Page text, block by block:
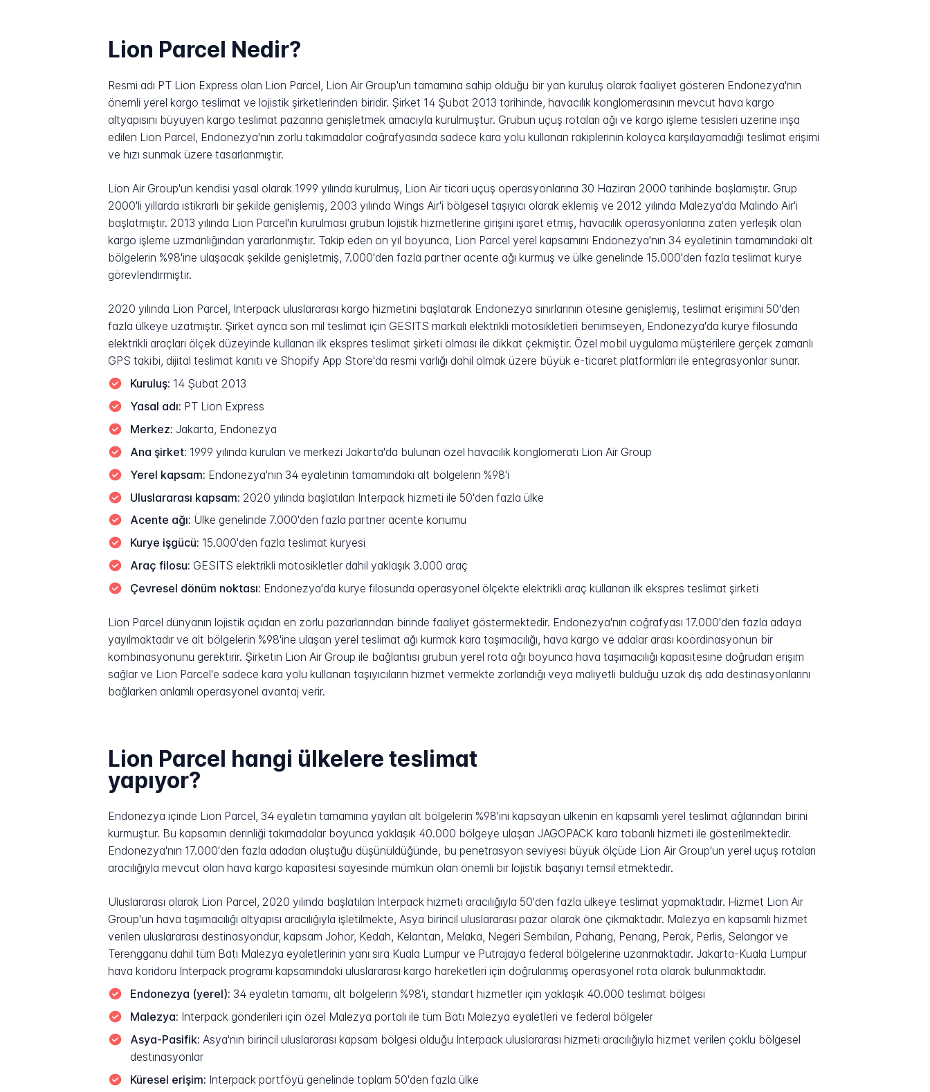
Lion Parcel Nedir?
Resmi adı PT Lion Express olan Lion Parcel, Lion Air Group'un tamamına sahip olduğu bir yan kuruluş olarak faaliyet gösteren Endonezya'nın
önemli yerel kargo teslimat ve lojistik şirketlerinden biridir. Şirket 14 Şubat 2013 tarihinde, havacılık konglomerasının mevcut hava kargo
altyapısını büyüyen kargo teslimat pazarına genişletmek amacıyla kurulmuştur. Grubun uçuş rotaları ağı ve kargo işleme tesisleri üzerine inşa
edilen Lion Parcel, Endonezya'nın zorlu takımadalar coğrafyasında sadece kara yolu kullanan rakiplerinin kolayca karşılayamadığı teslimat erişimi
ve hızı sunmak üzere tasarlanmıştır.
Lion Air Group'un kendisi yasal olarak 1999 yılında kurulmuş, Lion Air ticari uçuş operasyonlarına 30 Haziran 2000 tarihinde başlamıştır. Grup
2000'li yıllarda istikrarlı bir şekilde genişlemiş, 2003 yılında Wings Air'i bölgesel taşıyıcı olarak eklemiş ve 2012 yılında Malezya'da Malindo Air'i
başlatmıştır. 2013 yılında Lion Parcel'in kurulması grubun lojistik hizmetlerine girişini işaret etmiş, havacılık operasyonlarına zaten yerleşik olan
kargo işleme uzmanlığından yararlanmıştır. Takip eden on yıl boyunca, Lion Parcel yerel kapsamını Endonezya'nın 34 eyaletinin tamamındaki alt
bölgelerin %98'ine ulaşacak şekilde genişletmiş, 7.000'den fazla partner acente ağı kurmuş ve ülke genelinde 15.000'den fazla teslimat kurye
görevlendirmiştir.
2020 yılında Lion Parcel, Interpack uluslararası kargo hizmetini başlatarak Endonezya sınırlarının ötesine genişlemiş, teslimat erişimini 50'den
fazla ülkeye uzatmıştır. Şirket ayrıca son mil teslimat için GESITS markalı elektrikli motosikletleri benimseyen, Endonezya'da kurye filosunda
elektrikli araçları ölçek düzeyinde kullanan ilk ekspres teslimat şirketi olması ile dikkat çekmiştir. Özel mobil uygulama müşterilere gerçek zamanlı
GPS takibi, dijital teslimat kanıtı ve Shopify App Store'da resmi varlığı dahil olmak üzere büyük e-ticaret platformları ile entegrasyonlar sunar.
Kuruluş: 14 Şubat 2013
Yasal adı: PT Lion Express
Merkez: Jakarta, Endonezya
Ana şirket: 1999 yılında kurulan ve merkezi Jakarta'da bulunan özel havacılık konglomeratı Lion Air Group
Yerel kapsam: Endonezya'nın 34 eyaletinin tamamındaki alt bölgelerin %98'i
Uluslararası kapsam: 2020 yılında başlatılan Interpack hizmeti ile 50'den fazla ülke
Acente ağı: Ülke genelinde 7.000'den fazla partner acente konumu
Kurye işgücü: 15.000'den fazla teslimat kuryesi
Araç filosu: GESITS elektrikli motosikletler dahil yaklaşık 3.000 araç
Çevresel dönüm noktası: Endonezya'da kurye filosunda operasyonel ölçekte elektrikli araç kullanan ilk ekspres teslimat şirketi
Lion Parcel dünyanın lojistik açıdan en zorlu pazarlarından birinde faaliyet göstermektedir. Endonezya'nın coğrafyası 17.000'den fazla adaya
yayılmaktadır ve alt bölgelerin %98'ine ulaşan yerel teslimat ağı kurmak kara taşımacılığı, hava kargo ve adalar arası koordinasyonun bir
kombinasyonunu gerektirir. Şirketin Lion Air Group ile bağlantısı grubun yerel rota ağı boyunca hava taşımacılığı kapasitesine doğrudan erişim
sağlar ve Lion Parcel'e sadece kara yolu kullanan taşıyıcıların hizmet vermekte zorlandığı veya maliyetli bulduğu uzak dış ada destinasyonlarını
bağlarken anlamlı operasyonel avantaj verir.
Lion Parcel hangi ülkelere teslimat
yapıyor?
Endonezya içinde Lion Parcel, 34 eyaletin tamamına yayılan alt bölgelerin %98'ini kapsayan ülkenin en kapsamlı yerel teslimat ağlarından birini
kurmuştur. Bu kapsamın derinliği takımadalar boyunca yaklaşık 40.000 bölgeye ulaşan JAGOPACK kara tabanlı hizmeti ile gösterilmektedir.
Endonezya'nın 17.000'den fazla adadan oluştuğu düşünüldüğünde, bu penetrasyon seviyesi büyük ölçüde Lion Air Group'un yerel uçuş rotaları
aracılığıyla mevcut olan hava kargo kapasitesi sayesinde mümkün olan önemli bir lojistik başarıyı temsil etmektedir.
Uluslararası olarak Lion Parcel, 2020 yılında başlatılan Interpack hizmeti aracılığıyla 50'den fazla ülkeye teslimat yapmaktadır. Hizmet Lion Air
Group'un hava taşımacılığı altyapısı aracılığıyla işletilmekte, Asya birincil uluslararası pazar olarak öne çıkmaktadır. Malezya en kapsamlı hizmet
verilen uluslararası destinasyondur, kapsam Johor, Kedah, Kelantan, Melaka, Negeri Sembilan, Pahang, Penang, Perak, Perlis, Selangor ve
Terengganu dahil tüm Batı Malezya eyaletlerinin yanı sıra Kuala Lumpur ve Putrajaya federal bölgelerine uzanmaktadır. Jakarta-Kuala Lumpur
hava koridoru Interpack programı kapsamındaki uluslararası kargo hareketleri için doğrulanmış operasyonel rota olarak bulunmaktadır.
Endonezya (yerel): 34 eyaletin tamamı, alt bölgelerin %98'i, standart hizmetler için yaklaşık 40.000 teslimat bölgesi
Malezya: Interpack gönderileri için özel Malezya portalı ile tüm Batı Malezya eyaletleri ve federal bölgeler
Asya-Pasifik: Asya'nın birincil uluslararası kapsam bölgesi olduğu Interpack uluslararası hizmeti aracılığıyla hizmet verilen çoklu bölgesel
destinasyonlar
Küresel erişim: Interpack portföyü genelinde toplam 50'den fazla ülke